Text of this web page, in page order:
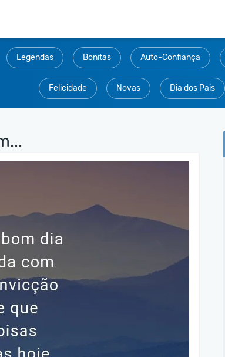
Legendas Bonitas Auto-Confiança
Felicidade Novas Dia dos Pais